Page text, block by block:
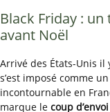
Black Friday :
avant Noël
Arrivé des États-Unis il
s’est imposé comme
incontournable en
marque le coup